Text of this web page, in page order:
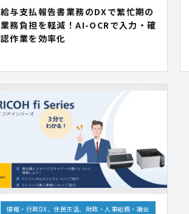
給与支払報告書業務のDXで繁忙期の
業務負担を軽減！AI-OCRで入力・確
認作業を効率化
情報・行政DX、住民生活、財政・人事総務・議会